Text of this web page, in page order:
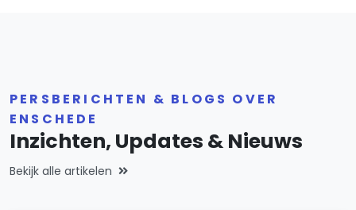
PERSBERICHTEN & BLOGS OVER
ENSCHEDE
Inzichten, Updates & Nieuws
Bekijk alle artikelen